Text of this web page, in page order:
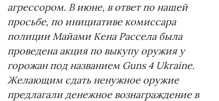
агрессором. В июне, в ответ по нашей
просьбе, по инициативе комиссара
полиции Майами Кена Рассела была
проведена акция по выкупу оружия у
горожан под названием Guns 4 Ukraine.
Желающим сдать ненужное оружие
предлагали денежное вознаграждение в